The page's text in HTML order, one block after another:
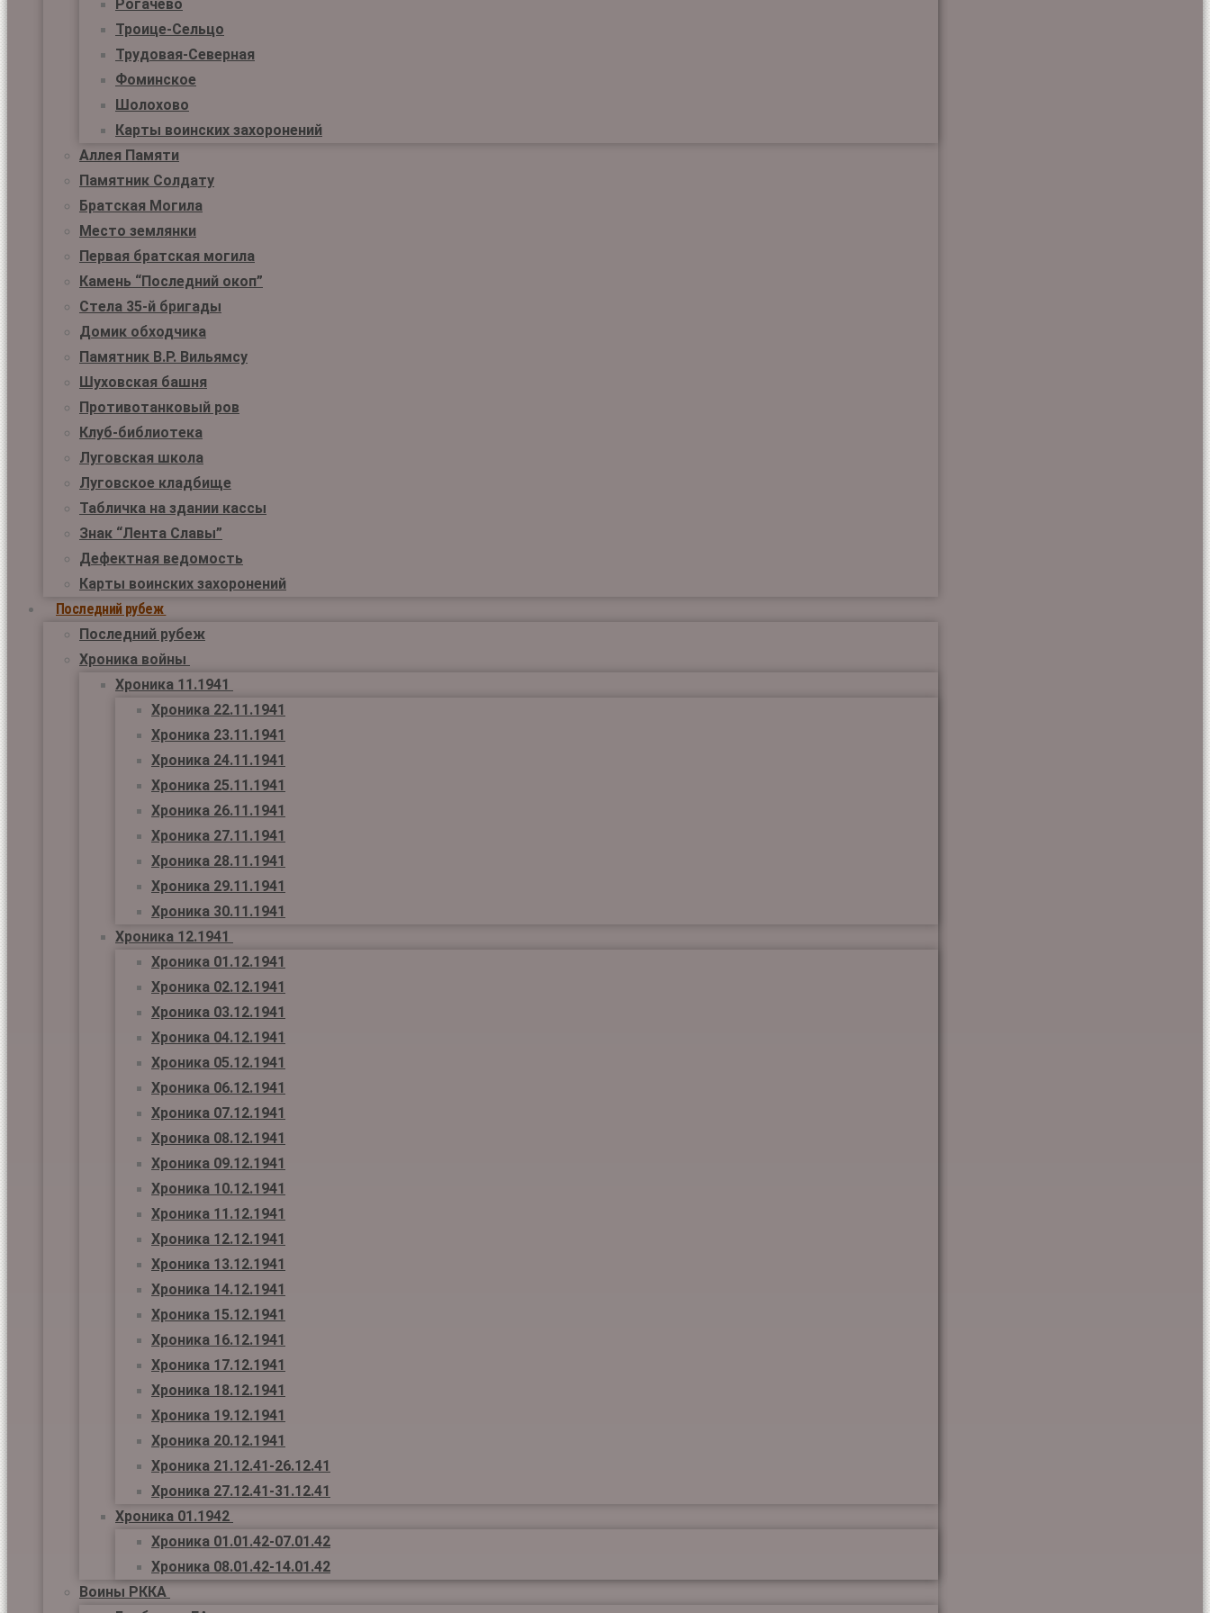
Рогачёво
Троице-Сельцо
Трудовая-Северная
Фоминское
Шолохово
Карты воинских захоронений
Аллея Памяти
Памятник Солдату
Братская Могила
Место землянки
Первая братская могила
Камень “Последний окоп”
Стела 35-й бригады
Домик обходчика
Памятник В.Р. Вильямсу
Шуховская башня
Противотанковый ров
Клуб-библиотека
Луговская школа
Луговское кладбище
Табличка на здании кассы
Знак “Лента Славы”
Дефектная ведомость
Карты воинских захоронений
Последний рубеж
Последний рубеж
Хроника войны
Хроника 11.1941
Хроника 22.11.1941
Хроника 23.11.1941
Хроника 24.11.1941
Хроника 25.11.1941
Хроника 26.11.1941
Хроника 27.11.1941
Хроника 28.11.1941
Хроника 29.11.1941
Хроника 30.11.1941
Хроника 12.1941
Хроника 01.12.1941
Хроника 02.12.1941
Хроника 03.12.1941
Хроника 04.12.1941
Хроника 05.12.1941
Хроника 06.12.1941
Хроника 07.12.1941
Хроника 08.12.1941
Хроника 09.12.1941
Хроника 10.12.1941
Хроника 11.12.1941
Хроника 12.12.1941
Хроника 13.12.1941
Хроника 14.12.1941
Хроника 15.12.1941
Хроника 16.12.1941
Хроника 17.12.1941
Хроника 18.12.1941
Хроника 19.12.1941
Хроника 20.12.1941
Хроника 21.12.41-26.12.41
Хроника 27.12.41-31.12.41
Хроника 01.1942
Хроника 01.01.42-07.01.42
Хроника 08.01.42-14.01.42
Воины РККА